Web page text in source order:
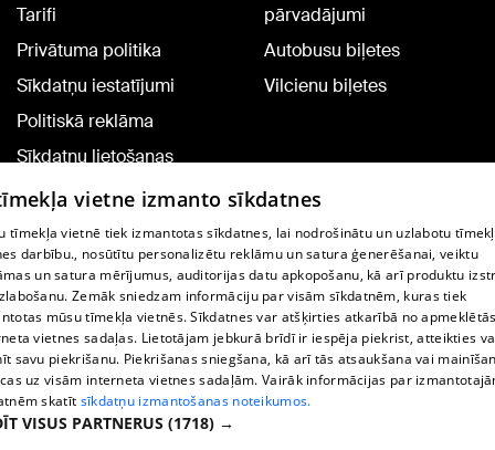
Tarifi
Privātuma politika
Sīkdatņu iestatījumi
Politiskā reklāma
Sīkdatņu lietošanas
noteikumi
Komentāru pievienošana
pārvadājumi
Autobusu biļetes
Vilcienu biļetes
TV programma
Līguma noteikumi
360 Ziņu kontakti
Helio Media
Portāla palīdzības dienests: e-pasts -
vietne izmanto sīkdatnes
tīmekļa vietnē tiek izmantotas sīkdatnes, lai nodrošinātu un uzlabotu
darbību., nosūtītu personalizētu reklāmu un satura ģenerēšanai, veiktu
un satura mērījumus, auditorijas datu apkopošanu, kā arī produktu
Zemāk sniedzam informāciju par visām sīkdatnēm, kuras tiek
mūsu tīmekļa vietnēs. Sīkdatnes var atšķirties atkarībā no
vietnes sadaļas. Lietotājam jebkurā brīdī ir iespēja piekrist, atteikties
savu piekrišanu. Piekrišanas sniegšana, kā arī tās atsaukšana vai
uz visām interneta vietnes sadaļām. Vairāk informācijas par
skatīt sīkdatņu izmantošanas noteikumos.
VISUS PARTNERUS (1718) →